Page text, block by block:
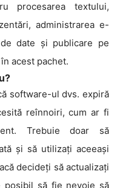
procesarea textului,
administrarea e-
date și publicare pe
acest pachet.
software-ul dvs. expiră
reînnoiri, cum ar fi
Trebuie doar să
și să utilizați aceeași
decideți să actualizați
posibil să fie nevoie să